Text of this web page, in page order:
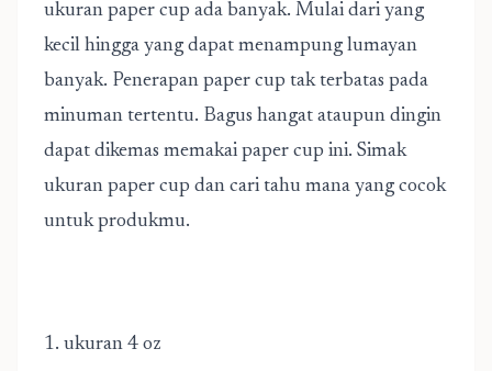
ukuran paper cup ada banyak. Mulai dari yang
kecil hingga yang dapat menampung lumayan
banyak. Penerapan paper cup tak terbatas pada
minuman tertentu. Bagus hangat ataupun dingin
dapat dikemas memakai paper cup ini. Simak
ukuran paper cup dan cari tahu mana yang cocok
untuk produkmu.
1. ukuran 4 oz